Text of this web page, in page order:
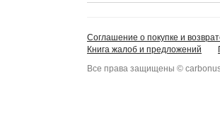
Соглашение о покупке и
Книга жалоб и предложений
Все права защищены ©